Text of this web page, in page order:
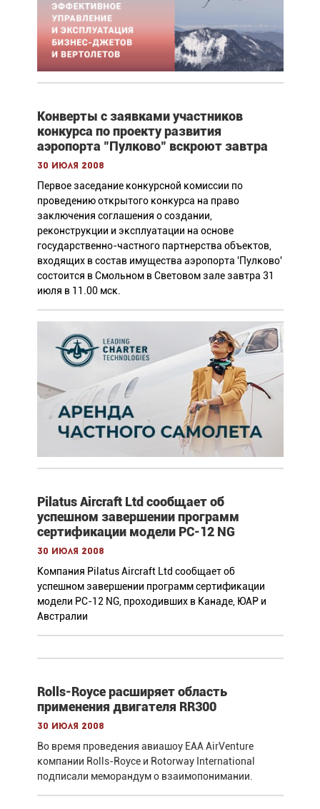
Конверты с заявками участников
конкурса по проекту развития
аэропорта "Пулково" вскроют завтра
30 июля 2008
Первое заседание конкурсной комиссии по
проведению открытого конкурса на право
заключения соглашения о создании,
реконструкции и эксплуатации на основе
государственно-частного партнерства объектов,
входящих в состав имущества аэропорта 'Пулково'
состоится в Смольном в Световом зале завтра 31
июля в 11.00 мск.
Pilatus Aircraft Ltd сообщает об
успешном завершении программ
сертификации модели PC-12 NG
30 июля 2008
Компания Pilatus Aircraft Ltd сообщает об
успешном завершении программ сертификации
модели PC-12 NG, проходивших в Канаде, ЮАР и
Австралии
Rolls-Royce расширяет область
применения двигателя RR300
30 июля 2008
Во время проведения авиашоу EAA AirVenture
компании Rolls-Royce и Rotorway International
подписали меморандум о взаимопонимании.